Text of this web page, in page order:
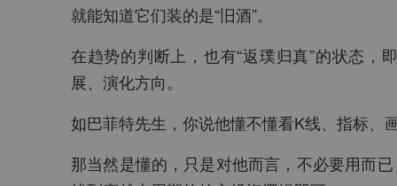
就能知道它们装的是“旧酒”。
在趋势的判断上，也有“返璞归真”的状态，
展、演化方向。
如巴菲特先生，你说他懂不懂看K线、指标
那当然是懂的，只是对他而言，不必要用而